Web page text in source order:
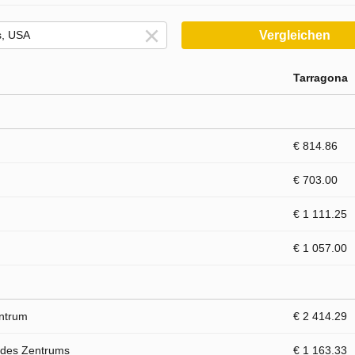
Vergleichen
Tarragona
€ 814.86
€ 703.00
€ 1 111.25
€ 1 057.00
€ 2 414.29
Zentrums € 1 163.33